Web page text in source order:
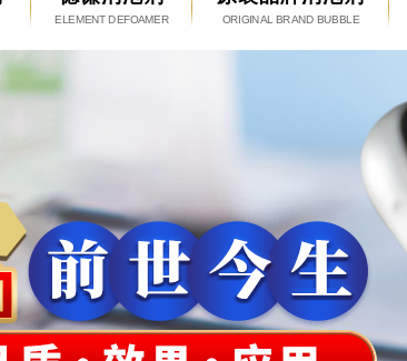
ELEMENT DEFOAMER ORIGINAL BRAND BUBBLE